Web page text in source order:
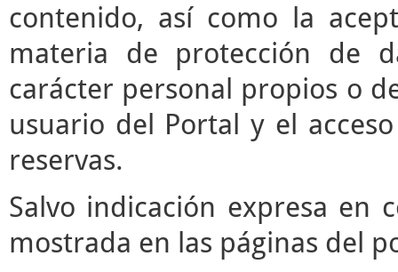
contenido, así como la
materia de protección de
carácter personal propios o
usuario del Portal y el
reservas.
Salvo indicación expresa en
mostrada en las páginas del